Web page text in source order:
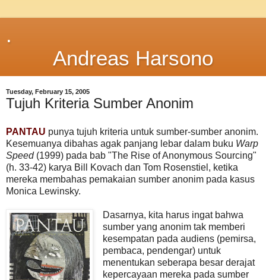
.
Andreas Harsono
Tuesday, February 15, 2005
Tujuh Kriteria Sumber Anonim
PANTAU punya tujuh kriteria untuk sumber-sumber anonim.
Kesemuanya dibahas agak panjang lebar dalam buku Warp
Speed(1999) pada bab "The Rise of Anonymous Sourcing"
(h. 33-42) karya Bill Kovach dan Tom Rosenstiel, ketika
mereka membahas pemakaian sumber anonim pada kasus
Monica Lewinsky.
Dasarnya, kita harus ingat bahwa
sumber yang anonim tak memberi
kesempatan pada audiens (pemirsa,
pembaca, pendengar) untuk
menentukan seberapa besar derajat
kepercayaan mereka pada sumber